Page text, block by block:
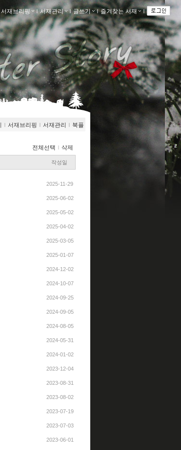
서재브리핑 ｌ 서재관리 ｌ글쓰기 ｌ즐겨찾는 서재 ｌ
ｌ 서재브리핑 ｌ 서재관리 ｌ 북플
전체선택 ｌ 삭제
작성일
2025-11-29
2025-06-02
2025-05-02
2025-04-02
2025-03-05
2025-01-07
2024-12-02
2024-10-07
2024-09-25
2024-09-05
2024-08-05
2024-05-31
2024-01-02
2023-12-04
2023-08-31
2023-08-02
2023-07-19
2023-07-03
2023-06-01